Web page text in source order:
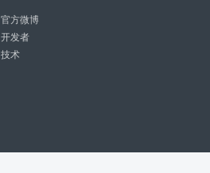
官方微博
开发者
技术